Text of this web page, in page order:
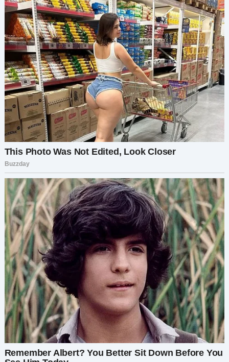
Записав достаточно, я толкнула дверь с
натянутой улыбкой. «Сюрприз!» — крикнула я,
хотя голос слегка дрожал, но я надеялась, что
она не заметит.
Петя на меня не смотрел. Он опустил голову,
уставившись в пол. Матвей подбежал ко мне и
обнял за ногу. «Мама! Ты пришла!»
«Конечно, мой хороший», — сказала я, гладя его
по волосам и бросая взгляд на Петю, который
остался стоять у двери, такой маленький и
грустный.
«Петя, — мягко сказала я, — иди сюда, милый». Он
помедлил, но медленно подошёл ко мне. Я
крепко его обняла, и моё сердце сжалось, когда
я почувствовала, как дрожит его маленькое
тело. «Всё в порядке?» — спросила я, хотя уже
знала ответ.
Прежде чем Петя успел ответить, вмешалась
Людмила. «О, он просто немного расстроился
из-за игры. Правда, Петя?»
Петя взглянул на неё, потом на меня, его лицо
было бледным. «Да… просто игра».